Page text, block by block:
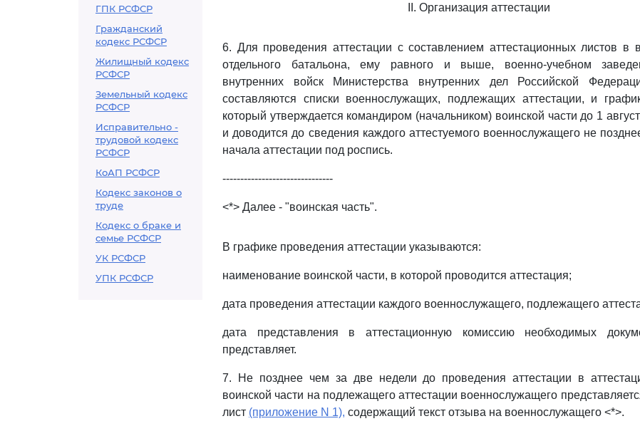
ГПК РСФСР
Гражданский
кодекс РСФСР
Жилищный кодекс
РСФСР
Земельный кодекс
РСФСР
Исправительно -
трудовой кодекс
РСФСР
КоАП РСФСР
Кодекс законов о
труде
Кодекс о браке и
семье РСФСР
УК РСФСР
УПК РСФСР
II. Организация аттестации
6. Для проведения аттестации с составлением аттестационных листов в
отдельного батальона, ему равного и выше, военно-учебном
внутренних войск Министерства внутренних дел Российской
составляются списки военнослужащих, подлежащих аттестации, и
который утверждается командиром (начальником) воинской части до 1
и доводится до сведения каждого аттестуемого военнослужащего не
начала аттестации под роспись.
-------------------------------
<*> Далее - "воинская часть".
В графике проведения аттестации указываются:
наименование воинской части, в которой проводится аттестация;
дата проведения аттестации каждого военнослужащего, подлежащего
дата представления в аттестационную комиссию необходимых
представляет.
7. Не позднее чем за две недели до проведения аттестации в
воинской части на подлежащего аттестации военнослужащего
лист (приложение N 1), содержащий текст отзыва на военнослужащего <*>.